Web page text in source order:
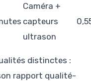
Caméra +
capteurs
ultrason
distinctes :
rapport qualité-